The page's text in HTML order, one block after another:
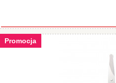
Promocja